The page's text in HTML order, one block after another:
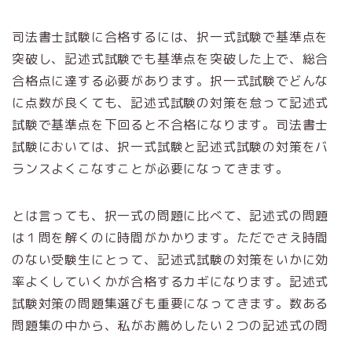
司法書士試験に合格するには、択一式試験で基準点を
突破し、記述式試験でも基準点を突破した上で、総合
合格点に達する必要があります。択一式試験でどんな
に点数が良くても、記述式試験の対策を怠って記述式
試験で基準点を下回ると不合格になります。司法書士
試験においては、択一式試験と記述式試験の対策をバ
ランスよくこなすことが必要になってきます。
とは言っても、択一式の問題に比べて、記述式の問題
は１問を解くのに時間がかかります。ただでさえ時間
のない受験生にとって、記述式試験の対策をいかに効
率よくしていくかが合格するカギになります。記述式
試験対策の問題集選びも重要になってきます。数ある
問題集の中から、私がお薦めしたい２つの記述式の問